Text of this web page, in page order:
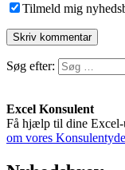
Tilmeld mig
Søg efter:
Excel Konsulent
Få hjælp til dine
om vores